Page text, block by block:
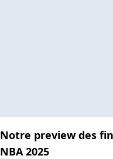
Notre preview des
NBA 2025